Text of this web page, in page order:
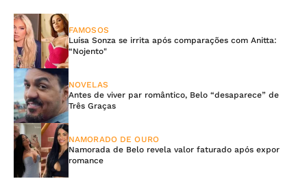
FAMOSOS
Luísa Sonza se irrita após comparações com Anitta:
“Nojento"
NOVELAS
Antes de viver par romântico, Belo “desaparece” de
Três Graças
NAMORADO DE OURO
Namorada de Belo revela valor faturado após expor
romance